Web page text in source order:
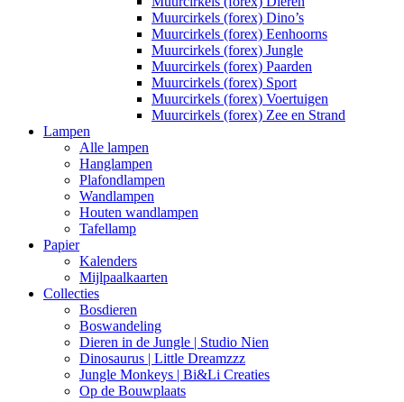
Muurcirkels (forex) Dino’s
Muurcirkels (forex) Eenhoorns
Muurcirkels (forex) Jungle
Muurcirkels (forex) Paarden
Muurcirkels (forex) Sport
Muurcirkels (forex) Voertuigen
Muurcirkels (forex) Zee en Strand
Lampen
Alle lampen
Hanglampen
Plafondlampen
Wandlampen
Houten wandlampen
Tafellamp
Papier
Kalenders
Mijlpaalkaarten
Collecties
Bosdieren
Boswandeling
Dieren in de Jungle | Studio Nien
Dinosaurus | Little Dreamzzz
Jungle Monkeys | Bi&Li Creaties
Op de Bouwplaats